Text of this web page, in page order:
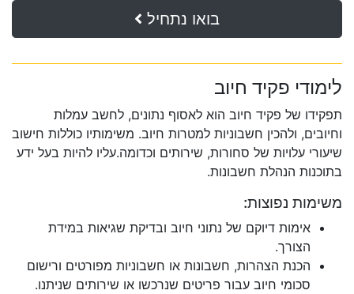
בואו נתחיל
לימודי פקיד חיוב
תפקידו של פקיד חיוב הוא לאסוף נתונים, לחשב עמלות
וחיובים, ולהכין חשבוניות למטרות חיוב. משימותיו כוללות חישוב
שיעורי עלויות של סחורות, שירותים וכדומה.עליו להיות בעל ידע
בתוכנות הנהלת חשבונות.
משימות נפוצות:
אימות דיוקם של נתוני חיוב ובדיקת שגיאות במידת
הצורך.
הכנת הצהרות, חשבונות או חשבוניות מפורטים ורישום
סכומי חיוב עבור פריטים שנרכשו או שירותים שניתנו.